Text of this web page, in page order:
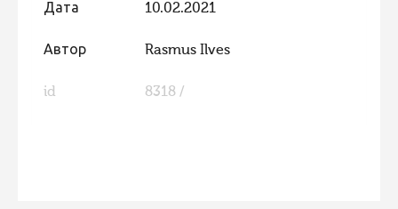
Дата 10.02.2021
Автор Rasmus Ilves
id 8318 /